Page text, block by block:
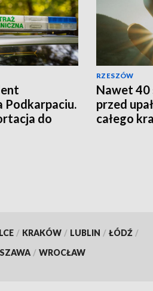
Podkarpaciu.
do
RZESZÓW
Nawet 40
przed
całego
/ KRAKÓW / LUBLIN / ŁÓDŹ /
/ WROCŁAW